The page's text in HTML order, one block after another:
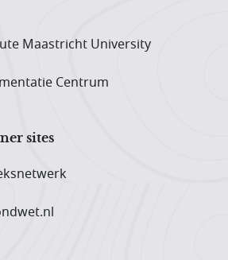
Maastricht University
Centrum
sites